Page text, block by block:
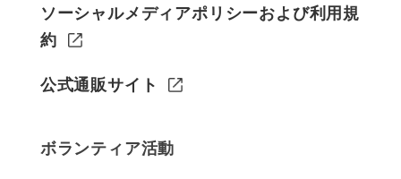
ソーシャルメディアポリシーおよび利用規
約
公式通販サイト
ボランティア活動